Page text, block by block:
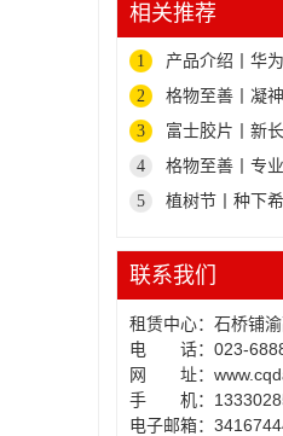
相关推荐
1
产品介绍丨华
2
格物至善丨凝
3
富士胶片丨新
4
格物至善丨专
5
植树节丨种下
联系我们
租赁中心： 石桥铺
电 话： 023-
网 址：
手 机：
电子邮箱：